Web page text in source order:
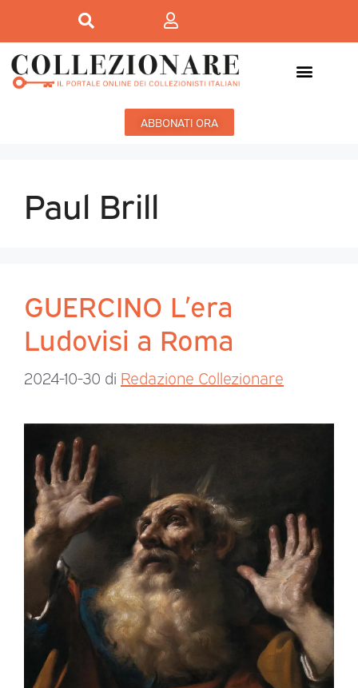
ABBONATI ORA
Paul Brill
GUERCINO L’era
Ludovisi a Roma
2024-10-30 di Redazione Collezionare